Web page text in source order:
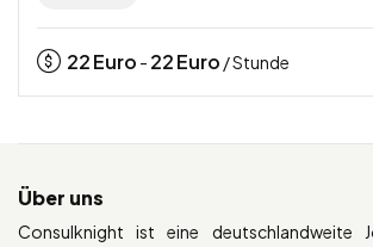
22Euro - 22Euro / Stunde
Über uns
Consulknight ist eine deutschlandweite